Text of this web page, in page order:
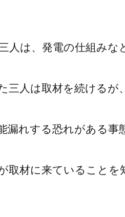
人は、発電の仕組みな
三人は取材を続けるが、
漏れする恐れがある事
取材に来ていることを